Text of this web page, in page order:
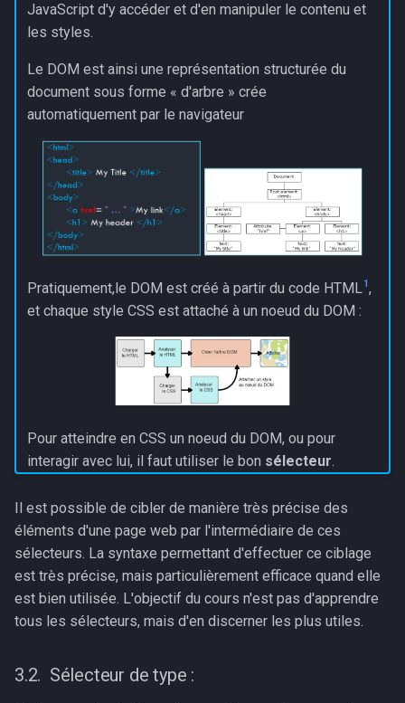
JavaScript d'y accéder et d'en manipuler le contenu et
les styles.
Le DOM est ainsi une représentation structurée du
document sous forme « d'arbre » crée
automatiquement par le navigateur
Pratiquement,le DOM est créé à partir du code HTML 1 ,
et chaque style CSS est attaché à un noeud du DOM :
Pour atteindre en CSS un noeud du DOM, ou pour
interagir avec lui, il faut utiliser le bon sélecteur.
Il est possible de cibler de manière très précise des
éléments d'une page web par l'intermédiaire de ces
sélecteurs. La syntaxe permettant d'effectuer ce ciblage
est très précise, mais particulièrement efficace quand elle
est bien utilisée. L'objectif du cours n'est pas d'apprendre
tous les sélecteurs, mais d'en discerner les plus utiles.
Sélecteur de type :